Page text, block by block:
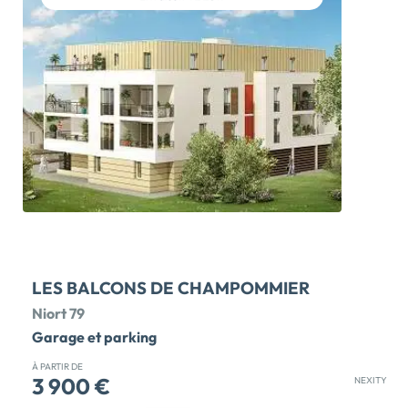
dans un cadre verdoyant entre terre et eau. Nichée
dans un parc paysager privé de plus de 7 000m2, cette
nouvelle résidence propose des appartements neufs du
studio au 3 pièces, conçus pour le confort et la sérénité.
Balcons, terrasses ou jardins privatifs. Programme RE
2020 favorisant la biodiversité et les mobilités douces.
Commerces, écoles et services à proximité. […] Voir le
programme immobilier neuf >>
LES BALCONS DE CHAMPOMMIER
Niort 79
Garage et parking
À PARTIR DE
3 900 € NEXITY